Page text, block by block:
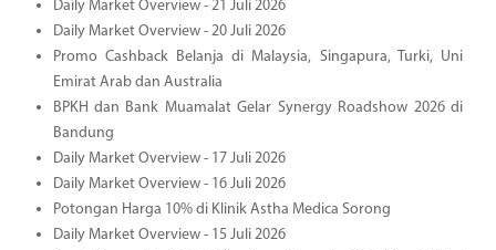
Daily Market Overview - 21 Juli 2026
Daily Market Overview - 20 Juli 2026
Promo Cashback Belanja di Malaysia, Singapura, Turki, Uni
Emirat Arab dan Australia
BPKH dan Bank Muamalat Gelar Synergy Roadshow 2026 di
Bandung
Daily Market Overview - 17 Juli 2026
Daily Market Overview - 16 Juli 2026
Potongan Harga 10% di Klinik Astha Medica Sorong
Daily Market Overview - 15 Juli 2026